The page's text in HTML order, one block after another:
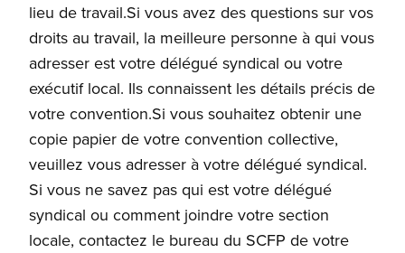
lieu de travail.Si vous avez des questions sur vos
droits au travail, la meilleure personne à qui vous
adresser est votre délégué syndical ou votre
exécutif local. Ils connaissent les détails précis de
votre convention.Si vous souhaitez obtenir une
copie papier de votre convention collective,
veuillez vous adresser à votre délégué syndical.
Si vous ne savez pas qui est votre délégué
syndical ou comment joindre votre section
locale, contactez le bureau du SCFP de votre